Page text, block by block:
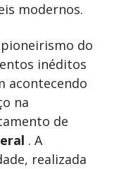
modernos.
do
inéditos
acontecendo
na
de
. A
realizada